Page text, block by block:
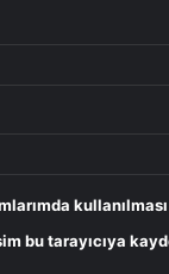
bu tarayıcıya